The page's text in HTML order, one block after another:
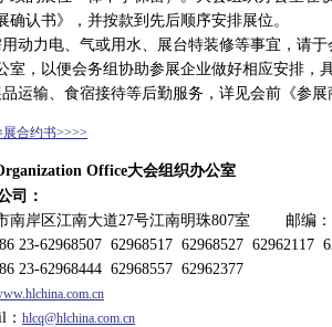
确认书》，并按款到先后顺序安排展位。
动力电、气或用水、展台特装修等事宜，请
室，以便会务组协助参展企业做好相应安排，
运输、食宿接待等后勤服务，详见会前《参展
合约书>>>>
Office大会组织办公室
司：
南岸区江南大道27号江南明珠807室 邮编：
23-62968507 62968517 62968527 62962117
23-62968444 62968557 62962377
hlcq@hlchina.com.cn